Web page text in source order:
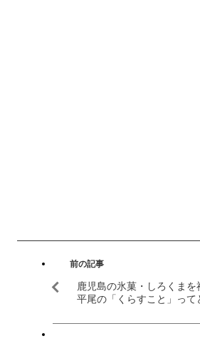
前の記事
鹿児島の氷菓・しろくま
平尾の「くらすこと」って